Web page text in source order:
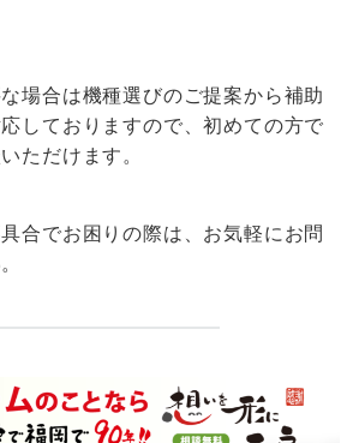
場合は機種選びのご提案から補助
しておりますので、初めての方で
ただけます。
合でお困りの際は、お気軽にお問